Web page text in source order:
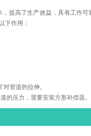
提高了生产效益，具有工作可
以下作用：
’对管道的拉伸。
的压力，需要安装方形补偿器。